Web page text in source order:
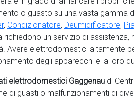
o guasto su una vasta gamma
, Condizionatore, Deumidificatore,
richiedono un servizio di
Avere elettrodomestici altamente
degli apparecchi e la loro
elettrodomestici Gaggenau di
di guasti o malfunzionamenti di